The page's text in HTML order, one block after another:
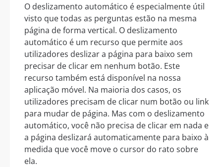
O deslizamento automático é especialmente útil
visto que todas as perguntas estão na mesma
página de forma vertical. O deslizamento
automático é um recurso que permite aos
utilizadores deslizar a página para baixo sem
precisar de clicar em nenhum botão. Este
recurso também está disponível na nossa
aplicação móvel. Na maioria dos casos, os
utilizadores precisam de clicar num botão ou link
para mudar de página. Mas com o deslizamento
automático, você não precisa de clicar em nada e
a página deslizará automaticamente para baixo à
medida que você move o cursor do rato sobre
ela.